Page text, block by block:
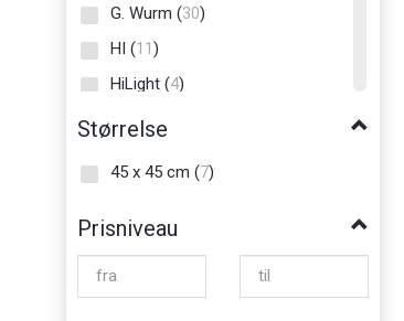
G. Wurm (30)
HI (11)
HiLight (4)
Home Style Collection
Minifeet (
Nina Royal(1)
Orion(5)
Størrelse
45 x 45 cm (7)
Prisniveau